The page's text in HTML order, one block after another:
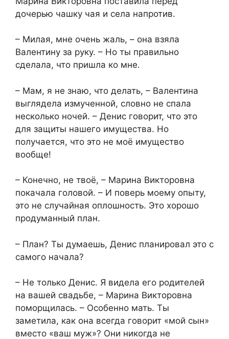
дочерью чашку чая и села напротив.
– Милая, мне очень жаль, – она взяла
Валентину за руку. – Но ты правильно
сделала, что пришла ко мне.
– Мам, я не знаю, что делать, – Валентина
выглядела измученной, словно не спала
несколько ночей. – Денис говорит, что это
для защиты нашего имущества. Но
получается, что это не моё имущество
вообще!
– Конечно, не твоё, – Марина Викторовна
покачала головой. – И поверь моему опыту,
это не случайная оплошность. Это хорошо
продуманный план.
– План? Ты думаешь, Денис планировал это с
самого начала?
– Не только Денис. Я видела его родителей
на вашей свадьбе, – Марина Викторовна
поморщилась. – Особенно мать. Ты
заметила, как она всегда говорит «мой сын»
вместо «ваш муж»? Они никогда не